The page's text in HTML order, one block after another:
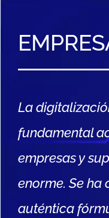
La
fundamental
empresas y
enorme. Se ha
auténtica